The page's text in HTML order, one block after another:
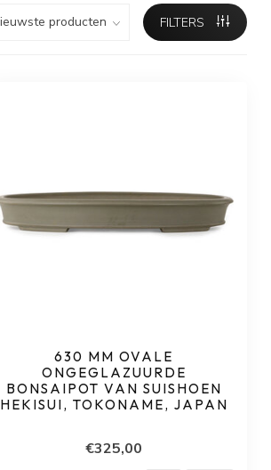
FILTERS
630 MM OVALE
ONGEGLAZUURDE
BONSAIPOT VAN SUISHOEN
HEKISUI, TOKONAME, JAPAN
€325,00